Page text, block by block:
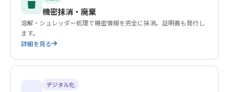
機密抹消・廃棄
溶解・シュレッダー処理で機密情報を完全に抹消。証明書も発行し
ます。
詳細を見る
デジタル化